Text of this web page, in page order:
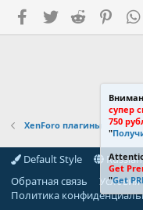
Facebook
Twitter Reddit
XenForo плагины
Default Style
Russian
Обратная связь
Условия
Политика
супер
750
"
Get
"Get